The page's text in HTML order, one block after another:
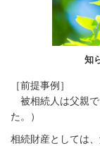
知
［前提事例］
被相続人は父親で
た。）
相続財産としては